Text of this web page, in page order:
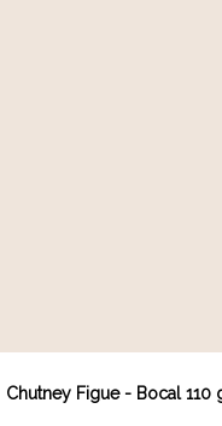
Chutney Figue - Bocal 110